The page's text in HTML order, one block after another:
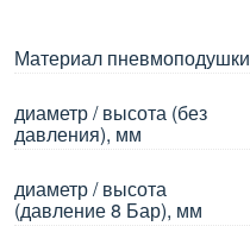
Материал пневмоподушки
диаметр / высота (без
давления), мм
диаметр / высота
(давление 8 Бар), мм